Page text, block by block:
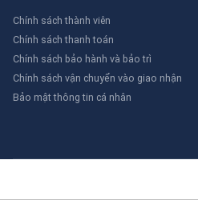
Chính sách thành viên
Chính sách thanh toán
Chính sách bảo hành và bảo trì
Chính sách vận chuyển vào giao nhận
Bảo mật thông tin cá nhân